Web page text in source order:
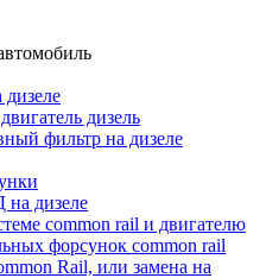
дизель
фильтр на дизеле
дизеле
common rail и двигателю
форсунок common rail
Rail, или замена на